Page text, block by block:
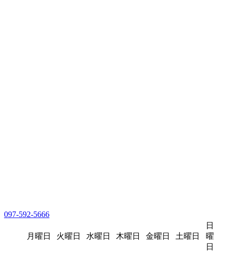
097-592-5666
月曜日 火曜日 水曜日 木曜日 金曜日 土曜日
日
曜
日